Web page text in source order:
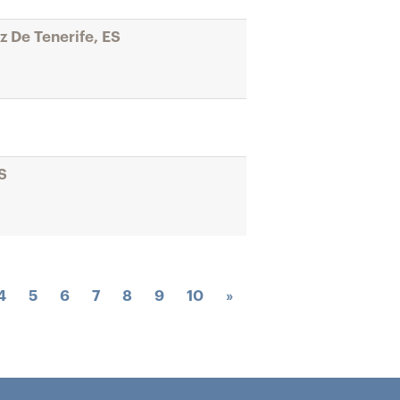
De Tenerife, ES
5 6 7 8 9 10 »